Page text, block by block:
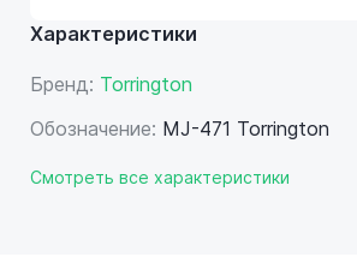
Характеристики
Бренд: Torrington
Обозначение: MJ-471 Torrington
Смотреть все характеристики